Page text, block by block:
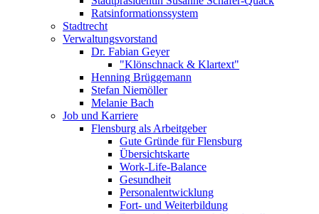
Ratsinformationssystem
Stadtrecht
Verwaltungsvorstand
Dr. Fabian Geyer
"Klönschnack & Klartext"
Henning Brüggemann
Stefan Niemöller
Melanie Bach
Job und Karriere
Flensburg als Arbeitgeber
Gute Gründe für Flensburg
Übersichtskarte
Work-Life-Balance
Gesundheit
Personalentwicklung
Fort- und Weiterbildung